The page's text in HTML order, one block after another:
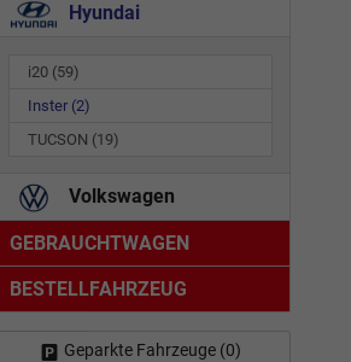
Hyundai
i20 (59)
Inster (2)
TUCSON (19)
Volkswagen
GEBRAUCHTWAGEN
BESTELLFAHRZEUG
Geparkte Fahrzeuge (0)